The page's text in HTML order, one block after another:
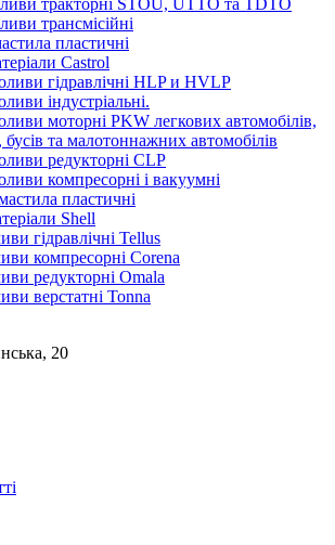
трансмісійні
пластичні
Castrol
гідравлічні HLP и HVLP
індустріальні.
моторні PKW легкових автомобілів,
бусів та малотоннажних автомобілів
редукторні CLP
компресорні і вакуумні
пластичні
Shell
гідравлічні Tellus
компресорні Corena
редукторні Omala
верстатні Tonna
20